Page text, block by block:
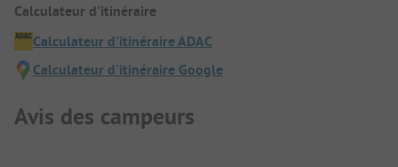
Calculateur d'itinéraire
Calculateur d'itinéraire ADAC
Calculateur d'itinéraire Google
Avis des campeurs